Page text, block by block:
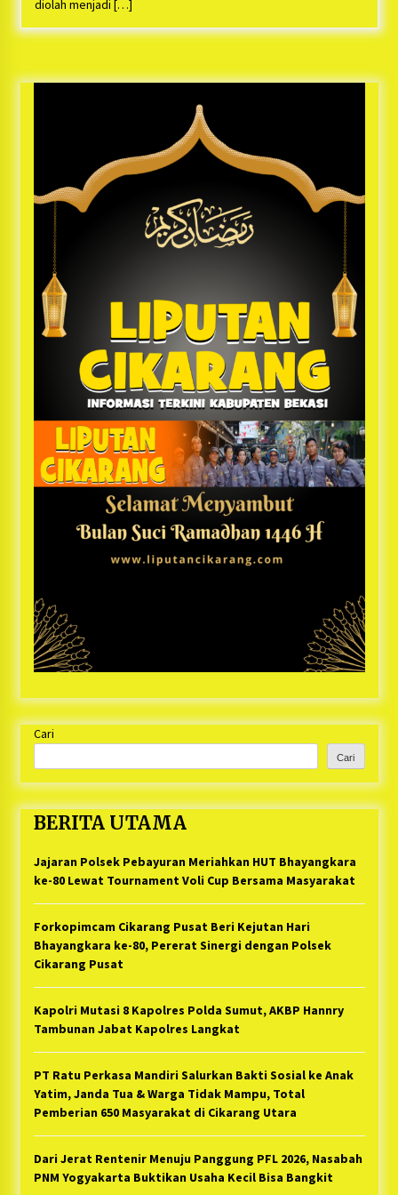
Logistik Ke Posko Jurpala Kosmi
1 tahun ago
Ucapan Terimakasih Ketua Umum Jurpala
Indonesia dan KOSMI Indonesia Atas Respon
Timur yang Tangkap Oknum Ormas Terkait
Pengusiran Pendirian Posko
1 tahun ago
Kodim 0509 Kabupaten Bekasi Terima 20
Perahu Bantuan Dari Panglima TNI
Jelang Ramadhan, Kecamatan Cikarang Pusat
Gelar STQ ke-VII
diolah menjadi […]
Cari
Cari
BERITA UTAMA
Jajaran Polsek Pebayuran Meriahkan HUT Bhayangkara
ke-80 Lewat Tournament Voli Cup Bersama Masyarakat
Forkopimcam Cikarang Pusat Beri Kejutan Hari
Bhayangkara ke-80, Pererat Sinergi dengan Polsek
Cikarang Pusat
Kapolri Mutasi 8 Kapolres Polda Sumut, AKBP Hannry
Tambunan Jabat Kapolres Langkat
PT Ratu Perkasa Mandiri Salurkan Bakti Sosial ke Anak
Yatim, Janda Tua & Warga Tidak Mampu, Total
Pemberian 650 Masyarakat di Cikarang Utara
Dari Jerat Rentenir Menuju Panggung PFL 2026, Nasabah
PNM Yogyakarta Buktikan Usaha Kecil Bisa Bangkit